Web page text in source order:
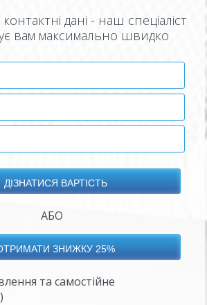
контактні дані - наш спеціаліст
вам максимально швидко
АБО
та самостійне